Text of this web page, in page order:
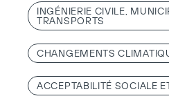
INGÉNIERIE CIVILE,
TRANSPORTS
CHANGEMENTS
ACCEPTABILITÉ SOCIALE